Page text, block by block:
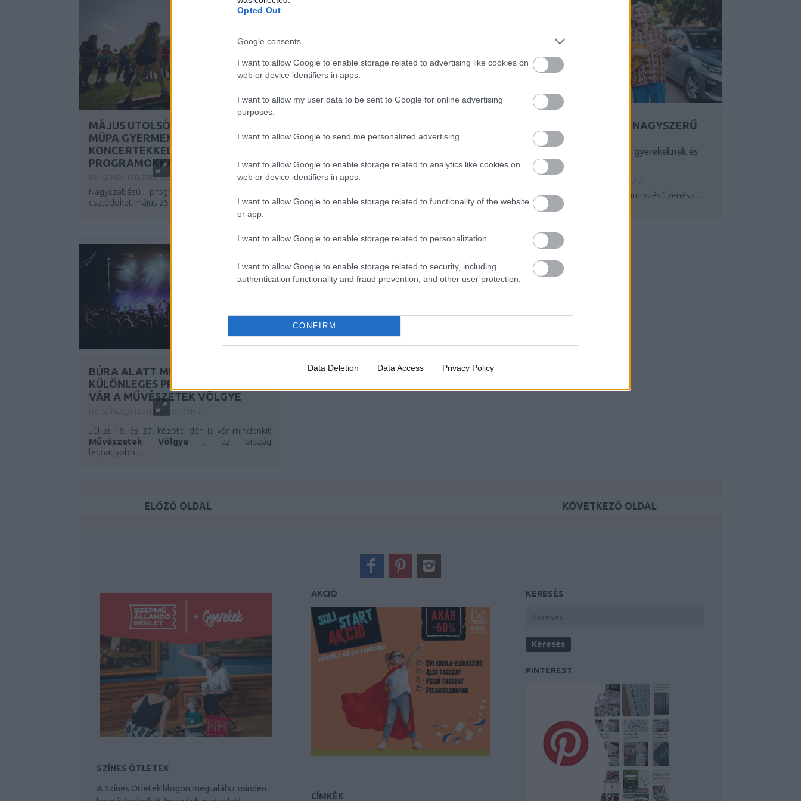
Opted Out
Google consents
I want to allow Google to enable storage related to advertising like cookies on
web or device identifiers in apps.
I want to allow my user data to be sent to Google for online advertising
purposes.
I want to allow Google to send me personalized advertising.
I want to allow Google to enable storage related to analytics like cookies on
web or device identifiers in apps.
I want to allow Google to enable storage related to functionality of the website
or app.
I want to allow Google to enable storage related to personalization.
I want to allow Google to enable storage related to security, including
authentication functionality and fraud prevention, and other user protection.
CONFIRM
Data Deletion Data Access Privacy Policy
MÁJUS UTOLSÓ VASÁRNAPJÁN
MÜPA GYERMEKNAP INGYENES
KONCERTEKKEL ÉS INTERAKTÍV
PROGRAMOKKAL
SZÍNES_ÖTLETEK2025. MÁJ 20.
Nagyszabású programforgataggal várja a
családokat május 25-én, délelőtt 10 és...
TEREMTENEK” – VERONAKI-
BY: ATTILAKOVACS2025. MÁJ 08.
Május 11-én, a Budapest Park 14. évadának
DANNY ÉS BÉLA - A NAGYSZERŰ
ORRSZARVÚ
Zenés mesefeldolgozás gyerekeknek és
felnőtteknek egyaránt
Danny Bain , amerikai származású zenész...
BÚRA ALATT MÉLY LEVEGŐ -
KÜLÖNLEGES PROGRAMOKKAL
VÁR A MŰVÉSZETEK VÖLGYE
SZÍNES_ÖTLETEK2025. MÁR 24.
Július 18. és 27. között idén is vár mindenkit
Művészetek Völgye
, az ország
legnagyobb...
ELŐZŐ OLDAL KÖVETKEZŐ OLDAL
SZÍNES ÖTLETEK
A Színes Ötletek blogon megtalálsz minden
AKCIÓ
CÍMKÉK
KERESÉS
PINTEREST